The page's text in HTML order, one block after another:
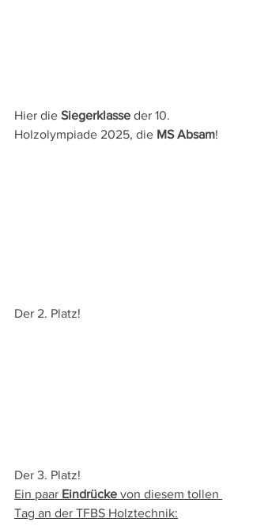
Hier die Siegerklasse der 10.
Holzolympiade 2025, die MS Absam!
Der 2. Platz!
Der 3. Platz!
Ein paar Eindrücke von diesem tollen
Tag an der TFBS Holztechnik: